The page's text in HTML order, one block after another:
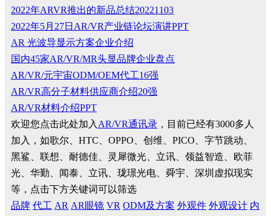
2022年ARVR推出的新品总结20221103
2022年5月27日AR/VR产业链论坛演讲PPT
AR 光波导显示方案企业介绍
国内45家AR/VR/MR头显品牌企业盘点
AR/VR/元宇宙ODM/OEM代工16强
AR/VR高分子材料供应商介绍20强
AR/VR材料介绍PPT
欢迎您点击此处加入 AR/VR通讯录 ，目前已经有3000多人
加入，如歌尔、HTC、OPPO、创维、PICO、字节跳动、
黑鲨、联想、耐德佳、灵犀微光、立讯、领益智造、欧菲
光、华勤、闻泰、立讯、珑璟光电、舜宇、深圳虚拟现实
等，点击下方关键词可以筛选
品牌 代工 AR AR眼镜 VR ODM及方案 外观件 外观设计 内